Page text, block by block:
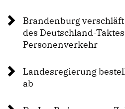
Brandenburg
des Deutschland-
Personenverkehr
Landesregierung
ab